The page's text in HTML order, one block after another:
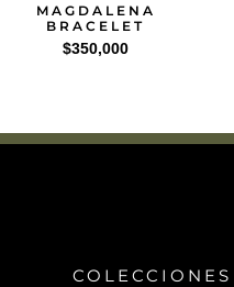
MAGDALENA
BRACELET
$350,000
COLECCIONES